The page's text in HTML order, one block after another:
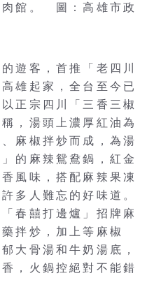
館。 圖：高雄市政
遊客，首推「老四川
雄起家，全台至今已
正宗四川「三香三椒
，湯頭上濃厚紅油為
麻椒拌炒而成，為湯
的麻辣鴛鴦鍋，紅金
風味，搭配麻辣果凍
多人難忘的好味道。
春囍打邊爐」招牌麻
拌炒，加上等麻椒
大骨湯和牛奶湯底，
，火鍋控絕對不能錯